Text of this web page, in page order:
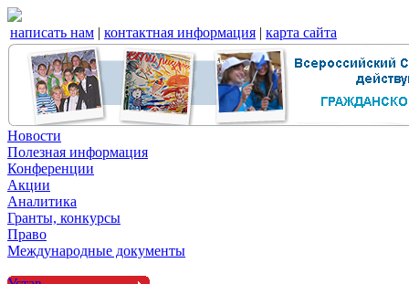
написать нам | контактная информация | карта сайта
Новости
Полезная информация
Конференции
Акции
Аналитика
Гранты, конкурсы
Право
Международные документы